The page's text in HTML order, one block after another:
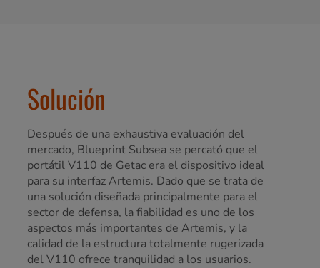
Solución
Después de una exhaustiva evaluación del
mercado, Blueprint Subsea se percató que el
portátil V110 de Getac era el dispositivo ideal
para su interfaz Artemis. Dado que se trata de
una solución diseñada principalmente para el
sector de defensa, la fiabilidad es uno de los
aspectos más importantes de Artemis, y la
calidad de la estructura totalmente rugerizada
del V110 ofrece tranquilidad a los usuarios.